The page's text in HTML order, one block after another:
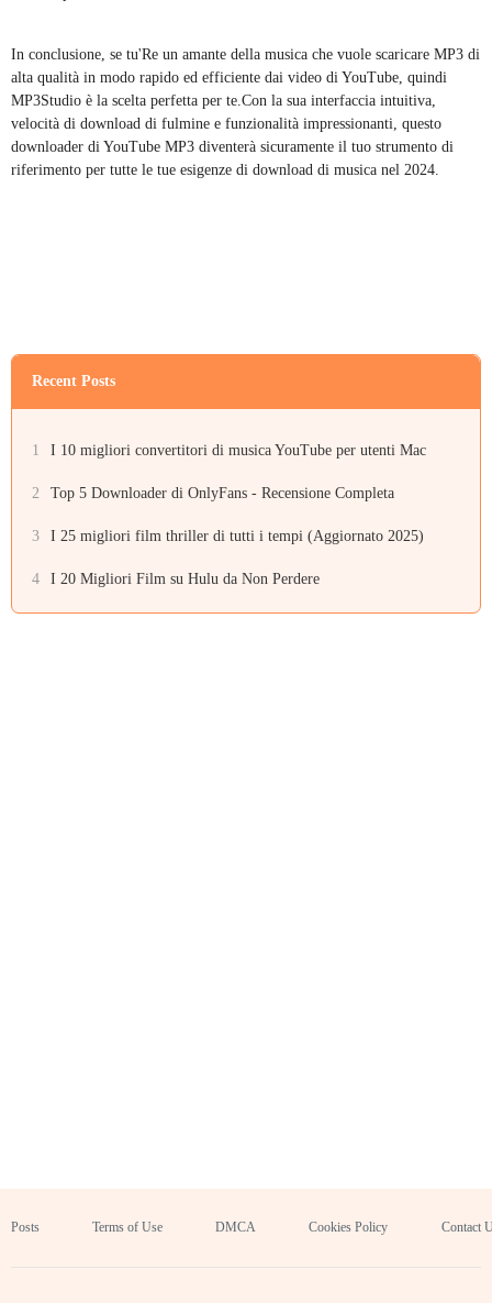
In conclusione, se tu'Re un amante della musica che vuole scaricare MP3 di
alta qualità in modo rapido ed efficiente dai video di YouTube, quindi
MP3Studio è la scelta perfetta per te.Con la sua interfaccia intuitiva,
velocità di download di fulmine e funzionalità impressionanti, questo
downloader di YouTube MP3 diventerà sicuramente il tuo strumento di
riferimento per tutte le tue esigenze di download di musica nel 2024.
Recent Posts
1 I 10 migliori convertitori di musica YouTube per utenti Mac
2 Top 5 Downloader di OnlyFans - Recensione Completa
3 I 25 migliori film thriller di tutti i tempi (Aggiornato 2025)
4 I 20 Migliori Film su Hulu da Non Perdere
Posts Terms of Use DMCA Cookies Policy Contact